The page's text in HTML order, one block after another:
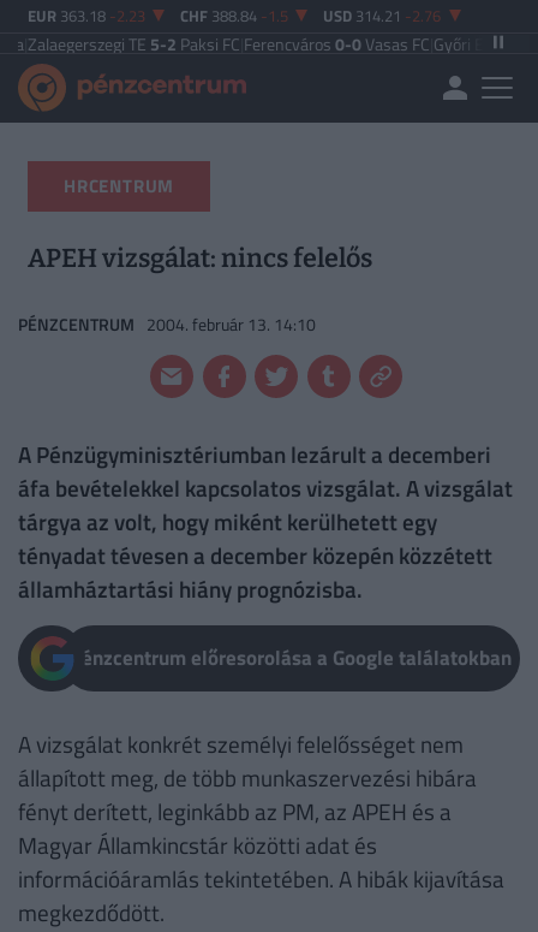
EUR 363.18 -2.23 CHF 388.84 -1.5 USD 314.21 -2.76
TE5-2Paksi FC|Ferencváros0-0Vasas FC|Győri ETO FC4-0
HRCENTRUM
APEH vizsgálat: nincs felelős
PÉNZCENTRUM 2004. február 13. 14:10
A Pénzügyminisztériumban lezárult a decemberi
áfa bevételekkel kapcsolatos vizsgálat. A vizsgálat
tárgya az volt, hogy miként kerülhetett egy
tényadat tévesen a december közepén közzétett
államháztartási hiány prognózisba.
Pénzcentrum előresorolása a Google találatokban
A vizsgálat konkrét személyi felelősséget nem
állapított meg, de több munkaszervezési hibára
fényt derített, leginkább az PM, az APEH és a
Magyar Államkincstár közötti adat és
információáramlás tekintetében. A hibák kijavítása
megkezdődött.